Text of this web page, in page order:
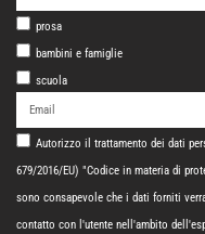
prosa
bambini e famiglie
scuola
Autorizzo il trattamento dei dati
679/2016/EU) "Codice in materia di
sono consapevole che i dati forniti
contatto con l'utente nell'ambito